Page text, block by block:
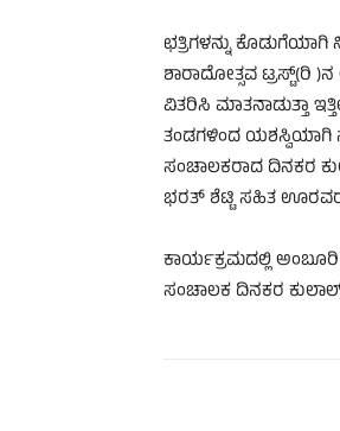
ಛತ್ರಿಗಳನ್ನು
ಶಾರಾದೋತ್ಸವ ಟ್ರಸ್ಟ್(ರಿ
ವಿತರಿಸಿ ಮಾತನಾಡುತ್ತಾ
ತಂಡಗಳಿಂದ ಯಶಸ್ವಿಯಾಗಿ
ಸಂಚಾಲಕರಾದ ದಿನಕರ
ಭರತ್ ಶೆಟ್ಟಿ ಸಹಿತ ಊರವರ
ಕಾರ್ಯಕ್ರಮದಲ್ಲಿ
ಸಂಚಾಲಕ ದಿನಕರ